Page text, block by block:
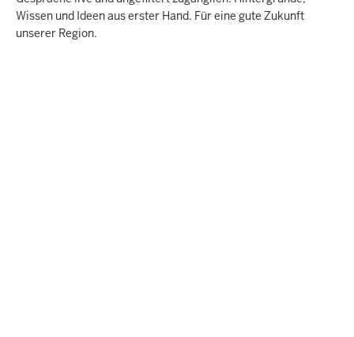
Wissen und Ideen aus erster Hand. Für eine gute Zukunft
unserer Region.